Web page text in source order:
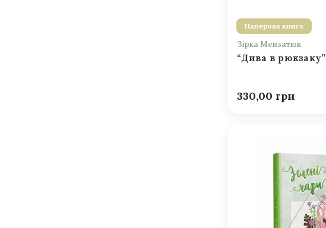
Паперова книга
Зірка Мензатюк
“Дива в рюкзаку”
330,00